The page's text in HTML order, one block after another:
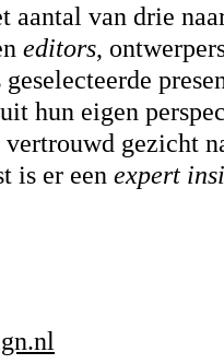
aantal van drie
editors,
hun eigen
vertrouwd gezicht
is er een expert